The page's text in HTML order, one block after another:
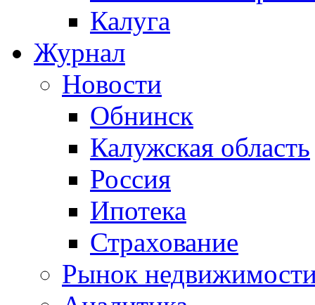
Калуга
Журнал
Новости
Обнинск
Калужская область
Россия
Ипотека
Страхование
Рынок